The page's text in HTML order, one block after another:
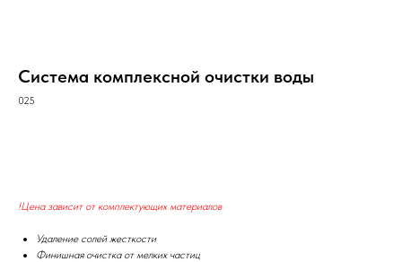
Система комплексной очистки воды
025
!Цена зависит от комплектующих материалов
Удаление солей жесткости
Финишная очистка от мелких частиц